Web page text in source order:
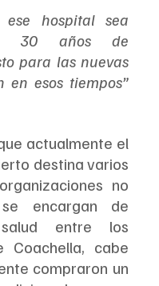
hospital sea
30 años de
para las nuevas
en esos tiempos”
actualmente el
destina varios
no
encargan de
entre los
Coachella, cabe
compraron un